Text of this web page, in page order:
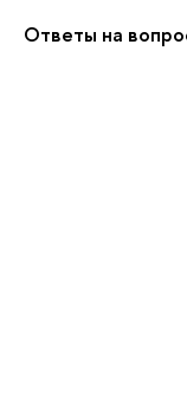
Ответы на